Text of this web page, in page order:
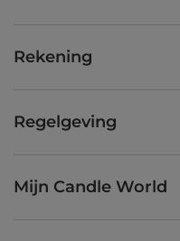
Rekening
Regelgeving
Mijn Candle World